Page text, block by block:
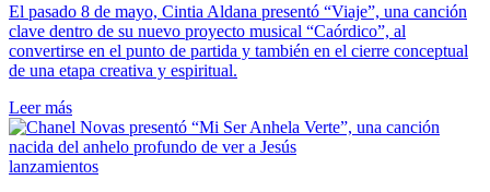
El pasado 8 de mayo, Cintia Aldana presentó “Viaje”, una canción
clave dentro de su nuevo proyecto musical “Caórdico”, al
convertirse en el punto de partida y también en el cierre conceptual
de una etapa creativa y espiritual.
Leer más
lanzamientos